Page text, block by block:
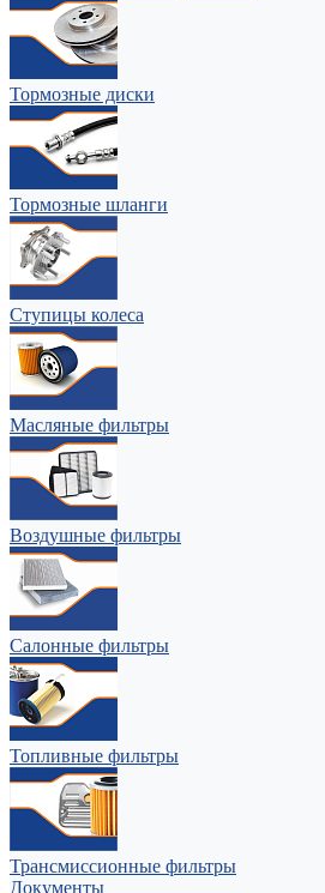
Тормозные диски
Тормозные шланги
Ступицы колеса
Масляные фильтры
Воздушные фильтры
Салонные фильтры
Топливные фильтры
Трансмиссионные фильтры
Документы